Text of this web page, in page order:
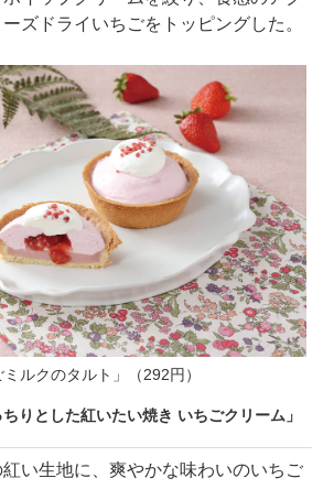
ズドライいちごをトッピングした。
ミルクのタルト」（292円）
りとした紅いたい焼き いちごクリーム」
い生地に、爽やかな味わいのいちご